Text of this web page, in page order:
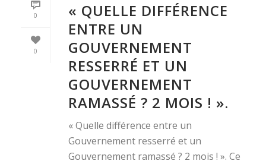
0
0
« QUELLE DIFFÉRENCE
ENTRE UN
GOUVERNEMENT
RESSERRÉ ET UN
GOUVERNEMENT
RAMASSÉ ? 2 MOIS ! ».
« Quelle différence entre un
Gouvernement resserré et un
Gouvernement ramassé ? 2 mois ! ». Ce